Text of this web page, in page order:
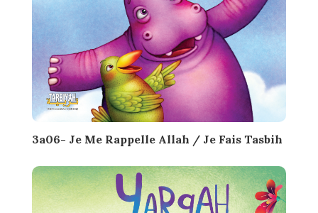
3a06- Je Me Rappelle Allah / Je Fais Tasbih